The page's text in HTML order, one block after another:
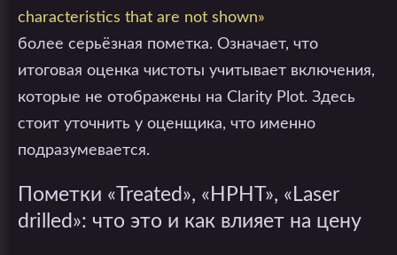
characteristics that are not shown»
более серьёзная пометка. Означает, что
итоговая оценка чистоты учитывает включения,
которые не отображены на Clarity Plot. Здесь
стоит уточнить у оценщика, что именно
подразумевается.
Пометки «Treated», «HPHT», «Laser
drilled»: что это и как влияет на цену